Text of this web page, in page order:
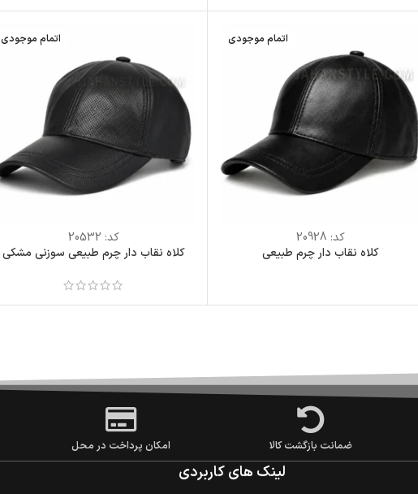
اتمام موجودی
کد: 20928
کلاه نقاب دار چرم طبیعی
اتمام موجودی
کد: 20532
کلاه نقاب دار چرم طبیعی سوزنی مشکی
ضمانت بازگشت کالا امکان پرداخت در محل
لینک های کاربردی